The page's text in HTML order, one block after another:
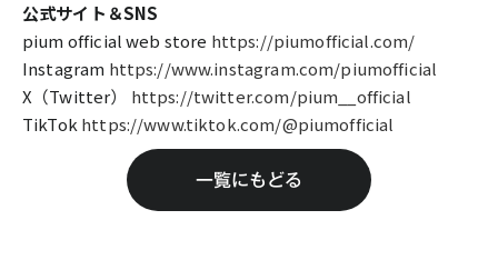
公式サイト＆SNS
pium official web store https://piumofficial.com/
Instagram https://www.instagram.com/piumofficial
X（Twitter） https://twitter.com/pium__official
TikTokhttps://www.tiktok.com/@piumofficial
一覧にもどる